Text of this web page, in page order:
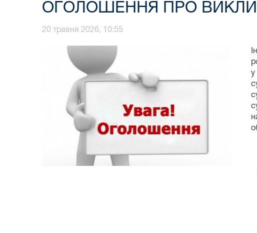
ОГОЛОШЕННЯ ПРО
20 травня 2026, 10:55
у